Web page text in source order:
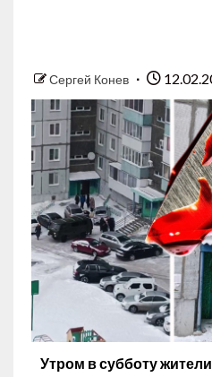
Сергей Конев
Утром в субботу